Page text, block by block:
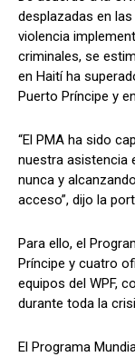
desplazadas en
violencia
criminales, se
en Haití ha
Puerto Príncipe y
“El PMA ha sido
nuestra asistencia
nunca y
acceso”, dijo la
Para ello, el
Príncipe y cuatro
equipos del WPF,
durante toda la
El Programa